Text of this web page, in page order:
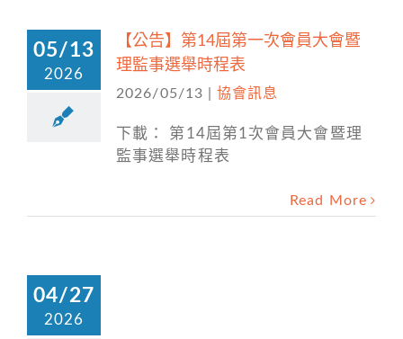
05/13
2026
【公告】第14屆第一次會員大會暨
理監事選舉時程表
2026/05/13 協會訊息
下載： 第14屆第1次會員大會暨理
監事選舉時程表
Read More
04/27
2026